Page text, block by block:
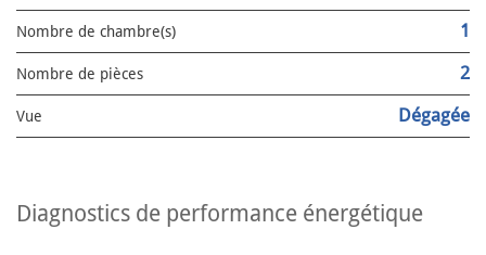
Nombre de chambre(s) 1
Nombre de pièces 2
Vue Dégagée
diagnostics de performance énergétique